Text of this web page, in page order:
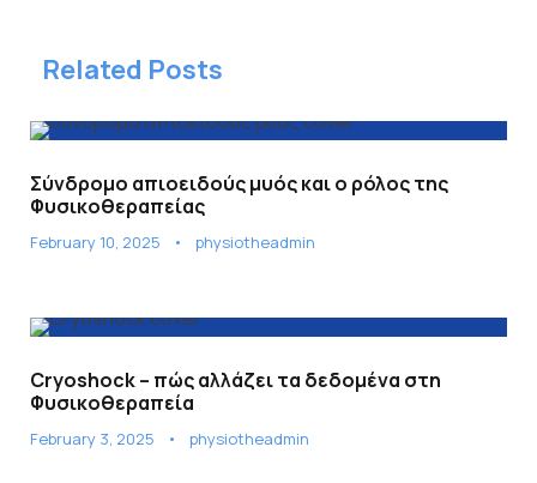
Related Posts
Σύνδρομο απιοειδούς μυός και ο ρόλος της
Φυσικοθεραπείας
February 10, 2025 • physiotheadmin
Cryoshock – πώς αλλάζει τα δεδομένα στη
Φυσικοθεραπεία
February 3, 2025 • physiotheadmin